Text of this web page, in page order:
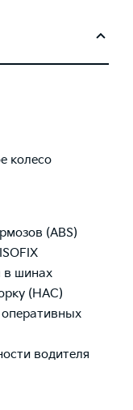
колесо
(ABS)
в шинах
(HAC)
водителя